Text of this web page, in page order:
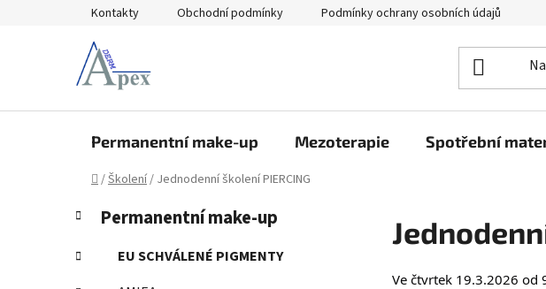
Kontakty Obchodní podmínky Podmínky ochrany osobních údajů
Permanentní make-up Mezoterapie Spotřební
Domů
/Školení/ Jednodenní školení PIERCING
P
s
Přeskočit
kategorie
K
a
e
g
Permanentní make-up
EU SCHVÁLENÉ PIGMENTY
Ve čtvrtek 19.3.2026 od